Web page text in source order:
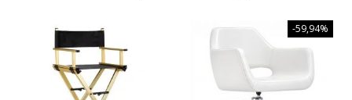
-59,94%